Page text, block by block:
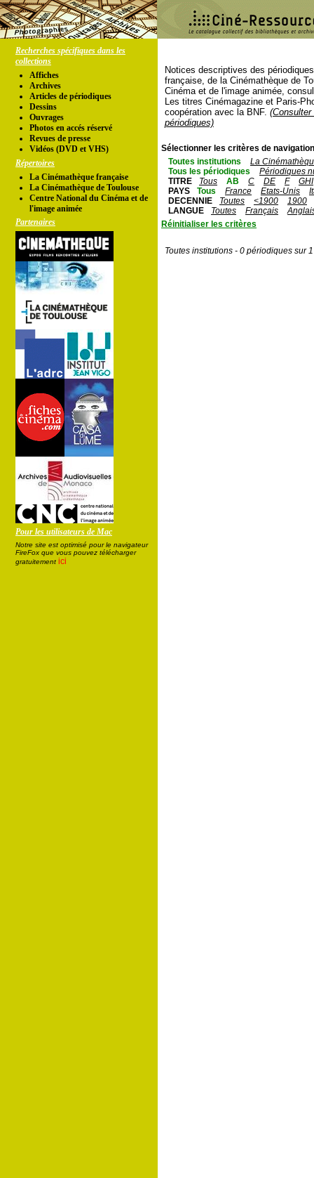
Recherches spécifiques dans les
collections
Affiches
Archives
Articles de périodiques
Dessins
Ouvrages
Photos en accés réservé
Revues de presse
Vidéos (DVD et VHS)
Répertoires
La Cinémathèque française
La Cinémathèque de Toulouse
Centre National du Cinéma et de
l'image animée
Partenaires
Pour les utilisateurs de Mac
Notre site est optimisé pour le navigateur
FireFox que vous pouvez télécharger
gratuitement ici
Notices descriptives des
française, de la Cinémathèque de
Cinéma et de l'image animée,
Les titres Cinémagazine et Paris-
coopération avec la BNF.
périodiques)
Sélectionner les critères de
Toutes institutions
La
Tous les périodiques
Périodiques
TITRE
Tous AB C DE F
GHI
PAYS
Tous France Etats-Unis
DECENNIE
Toutes <1900
1900
LANGUE
Toutes Français
Réinitialiser les critères
Toutes institutions - 0 périodiques sur